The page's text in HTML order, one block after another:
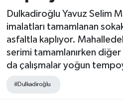
Dulkadiroğlu Yavuz Selim
imalatları tamamlanan
asfaltla kaplıyor.
serimi tamamlanırken
da çalışmalar yoğun
#Dulkadiroğlu